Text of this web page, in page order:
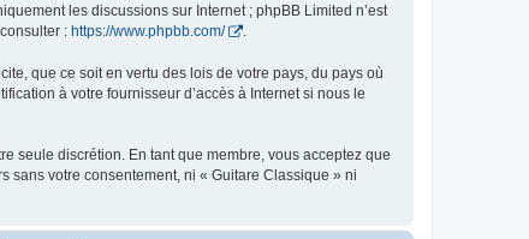
les discussions sur Internet ; phpBB Limited n’est
: https://www.phpbb.com/ .
que ce soit en vertu des lois de votre pays, du pays où
à votre fournisseur d’accès à Internet si nous le
seule discrétion. En tant que membre, vous acceptez que
sans votre consentement, ni « Guitare Classique » ni